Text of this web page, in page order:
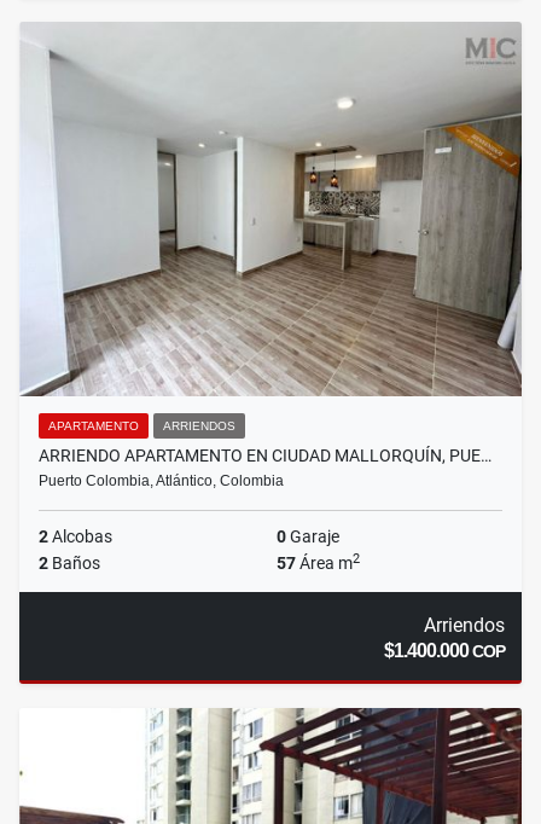
APARTAMENTO ARRIENDOS
ARRIENDO APARTAMENTO EN CIUDAD MALLORQUÍN, PUE…
Puerto Colombia, Atlántico, Colombia
2Alcobas 0Garaje
2 Baños 57Área m2
Arriendos
$1.400.000COP